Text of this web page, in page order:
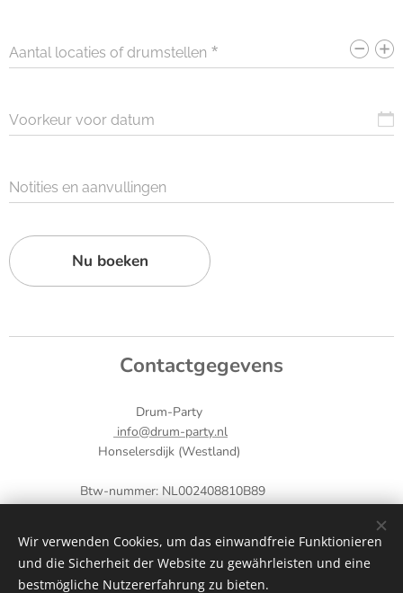
Aantal locaties of drumstellen
Voorkeur voor datum
Notities en aanvullingen
Nu boeken
Contactgegevens
Drum-Party
info@drum-party.nl
Honselersdijk (Westland)
Btw-nummer: NL002408810B89
IBAN: NL60 INGB 0009 6332 71
Cookies
Wir verwenden Cookies, um das einwandfreie Funktionieren
und die Sicherheit der Website zu gewährleisten und eine
bestmögliche Nutzererfahrung zu bieten.